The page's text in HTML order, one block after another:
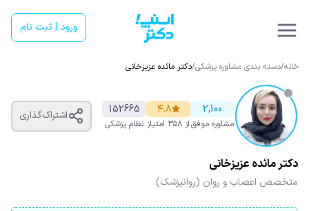
ورود | ثبت نام
خانه/دسته بندی مشاوره پزشکی/دکتر مائده عزیزخانی
2,100
مشاوره موفق
۴.۸
از ۳۵۸ امتیاز
152665
نظام پزشکی
اشتراک‌گذاری
دکتر مائده عزیزخانی
متخصص اعصاب و روان (روانپزشک)